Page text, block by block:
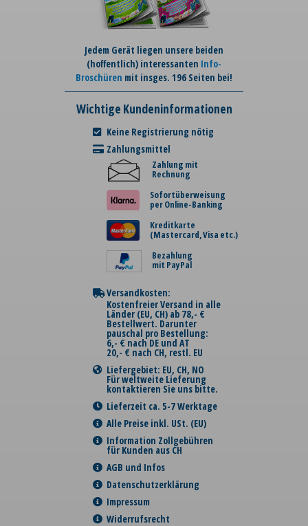
Jedem Gerät liegen unsere beiden
(hoffentlich) interessanten Info-
Broschüren mit insges. 196 Seiten bei!
Wichtige Kundeninformationen
Keine Registrierung nötig
Zahlungsmittel
Zahlung mit
Rechnung
Sofortüberweisung
per Online-Banking
Kreditkarte
(Mastercard, Visa etc.)
Bezahlung
mit PayPal
Versandkosten:
Kostenfreier Versand in alle
Länder (EU, CH) ab 78,- €
Bestellwert. Darunter
pauschal pro Bestellung:
6,- € nach DE und AT
20,- € nach CH, restl. EU
Liefergebiet: EU, CH, NO
Für weltweite Lieferung
kontaktieren Sie uns bitte.
Lieferzeit ca. 5-7 Werktage
Alle Preise inkl. USt. (EU)
Information Zollgebühren
für Kunden aus CH
AGB und Infos
Datenschutzerklärung
Impressum
Widerrufsrecht